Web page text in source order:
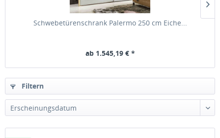
Schwebetürenschrank Palermo 250 cm Eiche...
ab 1.545,19 € *
Filtern